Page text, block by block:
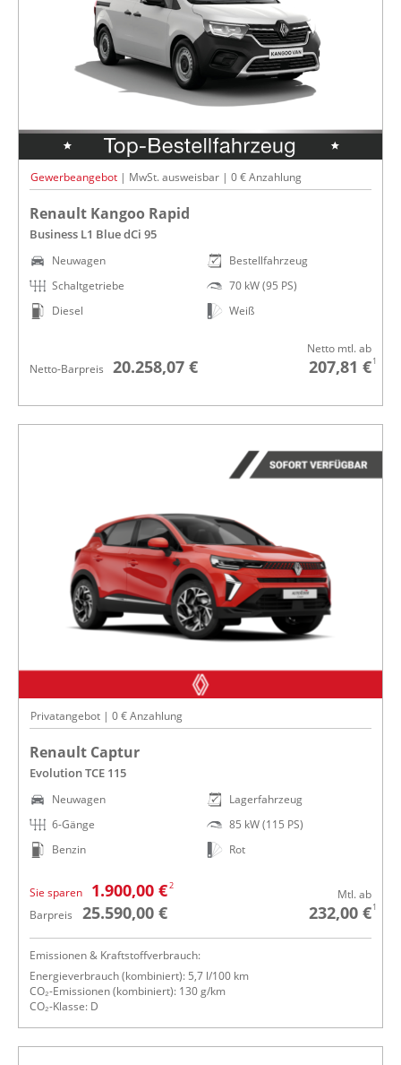
Gewerbeangebot | MwSt. ausweisbar | 0 € Anzahlung
Renault Kangoo Rapid
Business L1 Blue dCi 95
Neuwagen
Schaltgetriebe
Diesel
Bestellfahrzeug
70 kW (95 PS)
Weiß
Netto-Barpreis 20.258,07 €
Netto mtl. ab
207,81 €1
Privatangebot | 0 € Anzahlung
Renault Captur
Evolution TCE 115
Neuwagen
6-Gänge
Benzin
Lagerfahrzeug
85 kW (115 PS)
Rot
Sie sparen 1.900,00 €2
Barpreis 25.590,00 €
Mtl. ab
232,00 €1
Emissionen & Kraftstoffverbrauch:
Energieverbrauch (kombiniert): 5,7 l/100 km
CO₂-Emissionen (kombiniert): 130 g/km
CO₂-Klasse: D